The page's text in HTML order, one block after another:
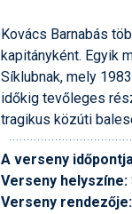
Kovács Barnabás
kapitányként. Egyik
Síklubnak, mely
időkig tevőleges
tragikus közúti
A verseny
Verseny helyszíne:
Verseny rendezője: